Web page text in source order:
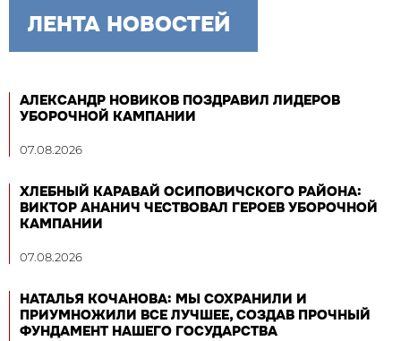
ЛЕНТА НОВОСТЕЙ
АЛЕКСАНДР НОВИКОВ ПОЗДРАВИЛ ЛИДЕРОВ
УБОРОЧНОЙ КАМПАНИИ
07.08.2026
ХЛЕБНЫЙ КАРАВАЙ ОСИПОВИЧСКОГО РАЙОНА:
ВИКТОР АНАНИЧ ЧЕСТВОВАЛ ГЕРОЕВ УБОРОЧНОЙ
КАМПАНИИ
07.08.2026
НАТАЛЬЯ КОЧАНОВА: МЫ СОХРАНИЛИ И
ПРИУМНОЖИЛИ ВСЕ ЛУЧШЕЕ, СОЗДАВ ПРОЧНЫЙ
ФУНДАМЕНТ НАШЕГО ГОСУДАРСТВА